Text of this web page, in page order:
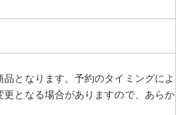
品となります。予約のタイミングによ
更となる場合がありますので、あらか